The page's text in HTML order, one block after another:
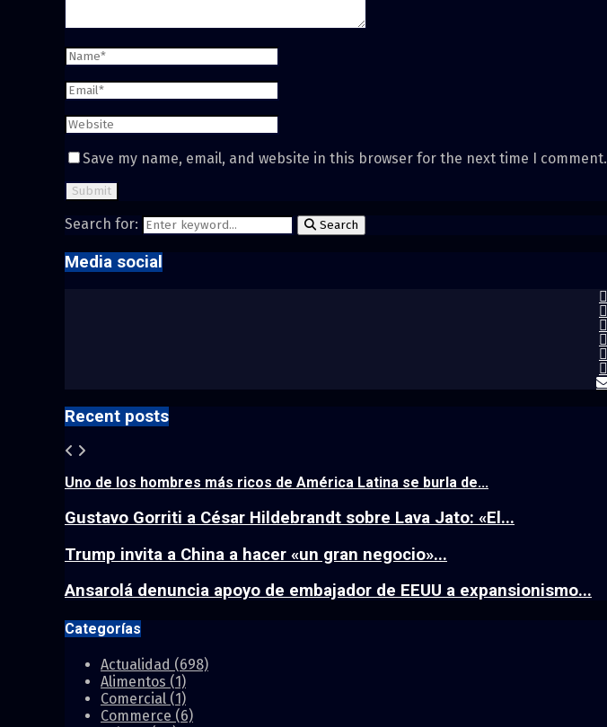
Save my name, email, and website in this browser for the next time I comment.
Search for: Search
Media social
Recent posts
Uno de los hombres más ricos de América Latina se burla de...
Gustavo Gorriti a César Hildebrandt sobre Lava Jato: «El...
Trump invita a China a hacer «un gran negocio»...
Ansarolá denuncia apoyo de embajador de EEUU a expansionismo...
Categorías
Actualidad (698)
Alimentos (1)
Comercial (1)
Commerce (6)